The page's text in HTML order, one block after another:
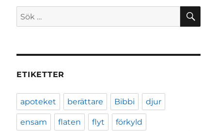
Sök
efter:
ETIKETTER
apoteket berättare Bibbi djur
ensam flaten flyt förkyld